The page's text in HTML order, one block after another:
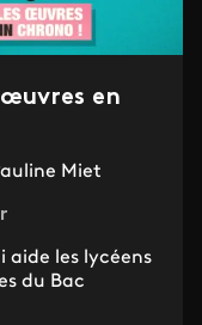
en
Miet
aide les lycéens
du Bac